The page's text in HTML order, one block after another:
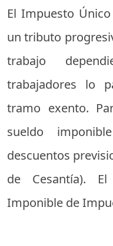
El Impuesto
un tributo
trabajo
trabajadores lo
tramo exento.
sueldo
descuentos
de Cesantía).
Imponible de